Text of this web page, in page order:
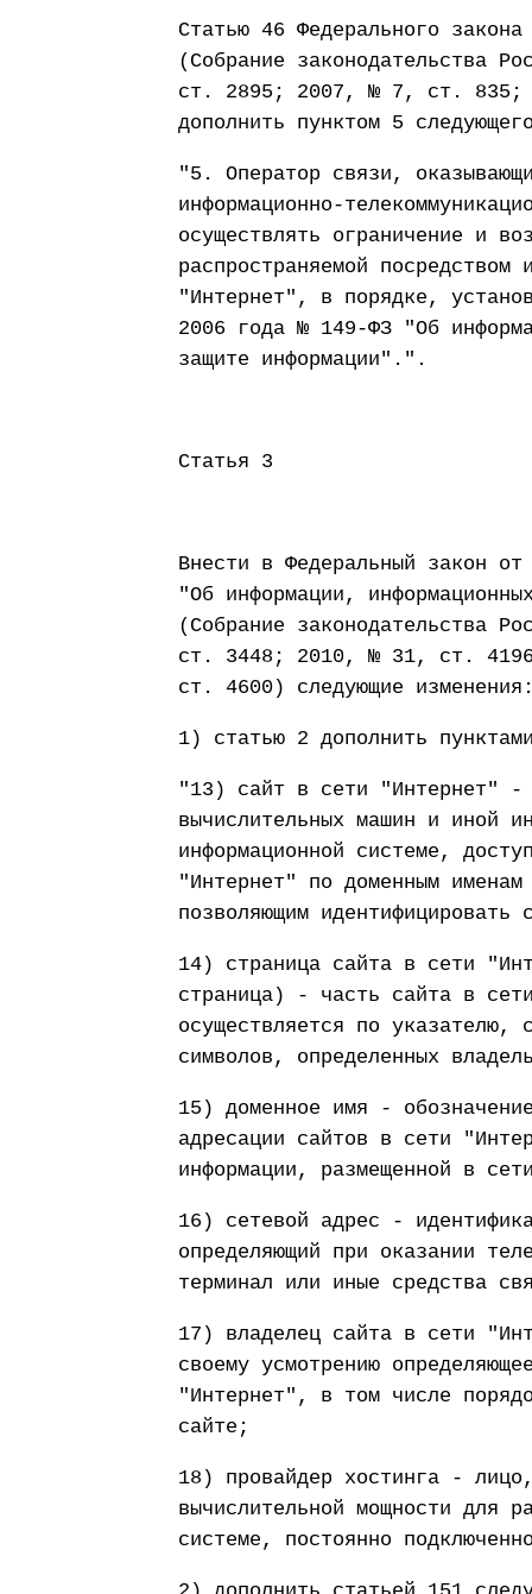
Статью 46 Федерального
(Собрание законодательства
ст. 2895; 2007, № 7, ст.
дополнить пунктом 5
"5. Оператор связи,
информационно-
осуществлять ограничение и
распространяемой посредством
"Интернет", в порядке,
2006 года № 149-ФЗ "Об
защите информации".".
Статья 3
Внести в Федеральный закон
"Об информации,
(Собрание законодательства
ст. 3448; 2010, № 31, ст.
ст. 4600) следующие
1) статью 2 дополнить
"13) сайт в сети "Интернет" -
вычислительных машин и иной
информационной системе,
"Интернет" по доменным
позволяющим
14) страница сайта в сети
страница) - часть сайта в
осуществляется по указателю,
символов, определенных
15) доменное имя -
адресации сайтов в сети
информации, размещенной в
16) сетевой адрес -
определяющий при оказании
терминал или иные средства
17) владелец сайта в сети
своему усмотрению
"Интернет", в том числе
сайте;
18) провайдер хостинга -
вычислительной мощности для
системе, постоянно